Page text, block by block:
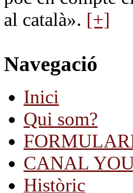
al català». [+]
Navegació
Inici
Qui som?
CANAL
Històric